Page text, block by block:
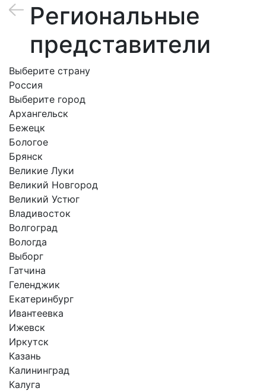
Региональные
представители
Выберите страну
Россия
Выберите город
Архангельск
Бежецк
Бологое
Брянск
Великие Луки
Великий Новгород
Великий Устюг
Владивосток
Волгоград
Вологда
Выборг
Гатчина
Геленджик
Екатеринбург
Ивантеевка
Ижевск
Иркутск
Казань
Калининград
Калуга